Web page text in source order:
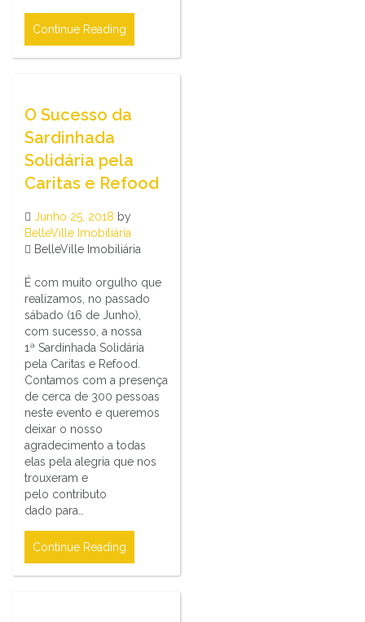
Continue Reading
O Sucesso da
Sardinhada
Solidária pela
Caritas e Refood
Junho 25, 2018 by
BelleVille Imobiliária
BelleVille Imobiliária
É com muito orgulho que
realizamos, no passado
sábado (16 de Junho),
com sucesso, a nossa
1ª Sardinhada Solidária
pela Caritas e Refood.
Contamos com a presença
de cerca de 300 pessoas
neste evento e queremos
deixar o nosso
agradecimento a todas
elas pela alegria que nos
trouxeram e
pelo contributo
dado para…
Continue Reading